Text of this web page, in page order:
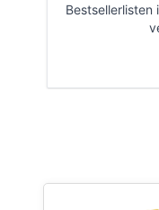
Bestsellerlisten